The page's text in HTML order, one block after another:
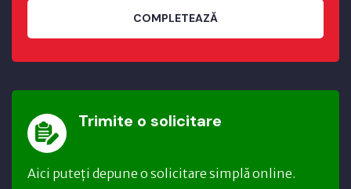
COMPLETEAZĂ
Trimite o solicitare
Aici puteți depune o solicitare simplă online.